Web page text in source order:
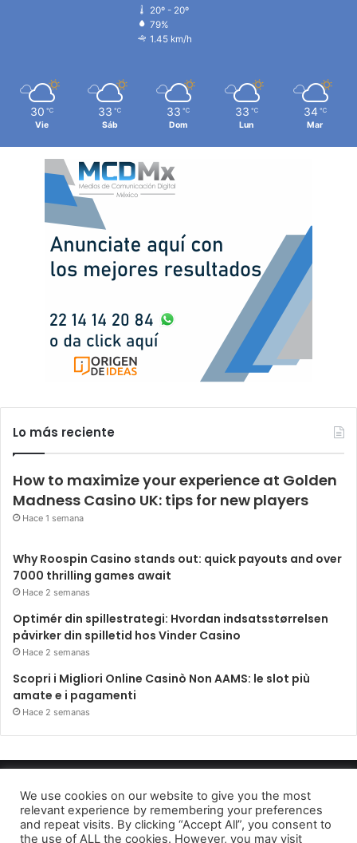
20º - 20º
79%
1.45 km/h
30 ℃
Vie
33 ℃
Sáb
33 ℃
Dom
33 ℃
Lun
34 ℃
Mar
Lo más reciente
How to maximize your experience at Golden
Madness Casino UK: tips for new players
Hace 1 semana
Why Roospin Casino stands out: quick payouts and over
7000 thrilling games await
Hace 2 semanas
Optimér din spillestrategi: Hvordan indsatsstørrelsen
påvirker din spilletid hos Vinder Casino
Hace 2 semanas
Scopri i Migliori Online Casinò Non AAMS: le slot più
amate e i pagamenti
Hace 2 semanas
Periódico El Observador 2022
Avido de privacidad
We use cookies on our website to give you the most
relevant experience by remembering your preferences
and repeat visits. By clicking “Accept All”, you consent to
the use of ALL the cookies. However, you may visit